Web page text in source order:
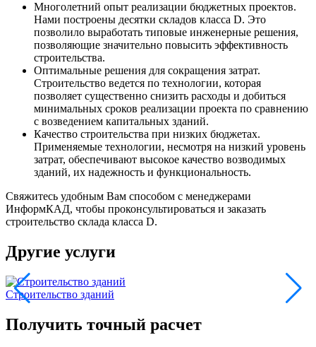
Многолетний опыт реализации бюджетных проектов.
Нами построены десятки складов класса D. Это
позволило выработать типовые инженерные решения,
позволяющие значительно повысить эффективность
строительства.
Оптимальные решения для сокращения затрат.
Строительство ведется по технологии, которая
позволяет существенно снизить расходы и добиться
минимальных сроков реализации проекта по сравнению
с возведением капитальных зданий.
Качество строительства при низких бюджетах.
Применяемые технологии, несмотря на низкий уровень
затрат, обеспечивают высокое качество возводимых
зданий, их надежность и функциональность.
Свяжитесь удобным Вам способом с менеджерами
ИнформКАД, чтобы проконсультироваться и заказать
строительство склада класса D.
Другие услуги
Строительство зданий
Получить точный расчет